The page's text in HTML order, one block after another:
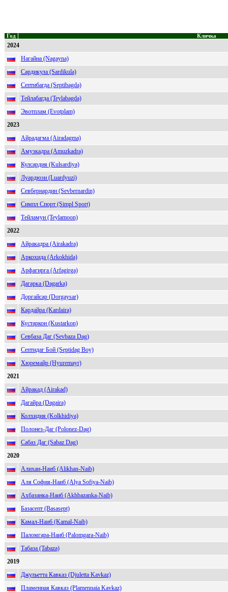
Год Кличка
2024
Нагайна (Nagayna)
Сардикула (Sardikula)
Септибагда (Septibagda)
Тейлабагда (Teylabagda)
Эвотплам (Evotplam)
2023
Айрадагма (Airadagma)
Амузкадра (Amuzkadra)
Кулсардия (Kulsardiya)
Луардюзи (Luardyuzi)
Севбернардин (Sevbernardin)
Симпл Спорт (Simpl Sport)
Тейламун (Teylamoon)
2022
Айракадра (Airakadra)
Аркохида (Arkokhida)
Арфагирга (Arfagirga)
Дагарка (Dagarka)
Доргайсар (Dorgaysar)
Кардайра (Kardaira)
Кустаркон (Kustarkon)
Севбаза Даг (Sevbaza Dag)
Септидаг Бой (Septidag Boy)
Хюремайр (Hyuremayr)
2021
Айракад (Airakad)
Дагайра (Dagaira)
Колхидия (Kolkhidiya)
Полонез-Даг (Polonez-Dag)
Сабаз Даг (Sabaz Dag)
2020
Алихан-Наиб (Alikhan-Naib)
Аля София-Наиб (Alya Sofiya-Naib)
Ахбазанка-Наиб (Akhbazanka-Naib)
Базасепт (Basasept)
Камал-Наиб (Kamal-Naib)
Паломгара-Наиб (Palomgara-Naib)
Табаза (Tabaza)
2019
Джульетта Кавказ (Djuletta Kavkaz)
Пламенная Кавказ (Plamennaia Kavkaz)